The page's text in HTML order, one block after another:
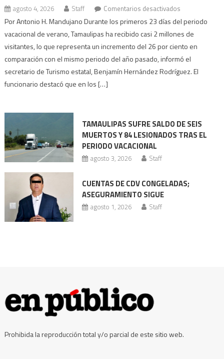
agosto 4, 2026 Staff Comentarios desactivadosen
Verano
en
Tamaulipas:
la
turística
los
2
Por Antonio H. Mandujano Durante los primeros 23 días del periodo
vacacional de verano, Tamaulipas ha recibido casi 2 millones de
visitantes, lo que representa un incremento del 26 por ciento en
comparación con el mismo periodo del año pasado, informó el
secretario de Turismo estatal, Benjamín Hernández Rodríguez. El
funcionario destacó que en los […]
TAMAULIPAS SUFRE SALDO DE SEIS
MUERTOS Y 84 LESIONADOS TRAS EL
PERIODO VACACIONAL
agosto 3, 2026 Staff
CUENTAS DE CDV CONGELADAS;
ASEGURAMIENTO SIGUE
agosto 1, 2026 Staff
Prohibida la reproducción total y/o parcial de este sitio web.